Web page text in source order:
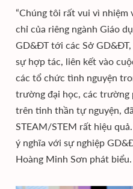
“Chúng tôi rất vui vì nhiệm
chỉ của riêng ngành Giáo
GD&ĐT tới các Sở
sự hợp tác, liên kết vào
các tổ chức tình nguyện
trường đại học, các
trên tinh thần tự nguyện,
STEAM/STEM rất hiệu
ý nghĩa với sự nghiệp
Hoàng Minh Sơn phát biểu.